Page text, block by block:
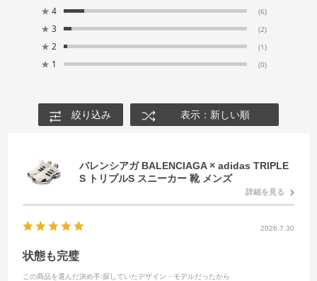
★ 4 (6)
★ 3 (2)
★ 2 (1)
★ 1 (0)
絞り込み 表示：新しい順
バレンシアガ BALENCIAGA × adidas TRIPLE
S トリプルS スニーカー 靴 メンズ
詳細を見る
2026.7.30
状態も完璧
この商品を選んだ決め手:探していたデザイン・モデルだったから